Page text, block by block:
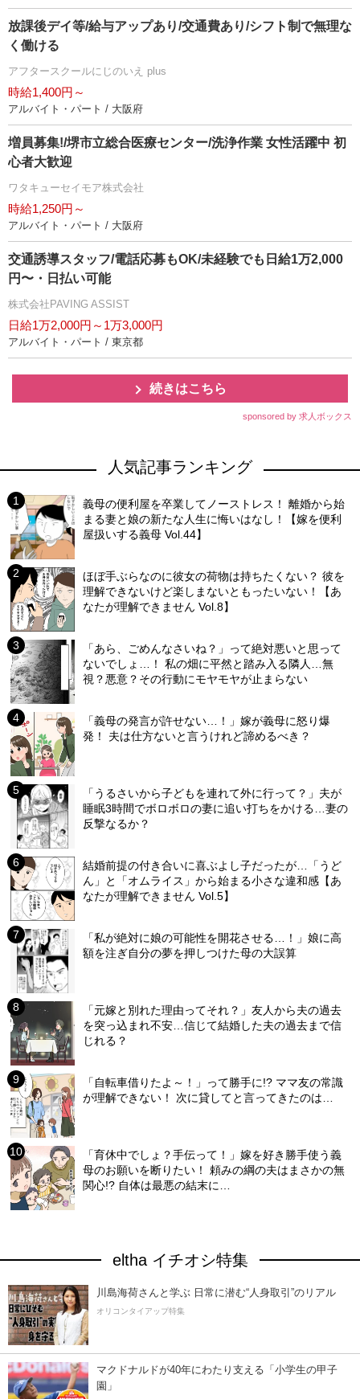
放課後デイ等/給与アップあり/交通費あり/シフト制で無理な
く働ける
アフタースクールにじのいえ plus
時給1,400円～
アルバイト・パート / 大阪府
増員募集!/堺市立総合医療センター/洗浄作業 女性活躍中 初
心者大歓迎
ワタキューセイモア株式会社
時給1,250円～
アルバイト・パート / 大阪府
交通誘導スタッフ/電話応募もOK/未経験でも日給1万2,000
円〜・日払い可能
株式会社PAVING ASSIST
日給1万2,000円～1万3,000円
アルバイト・パート / 東京都
続きはこちら
sponsored by 求人ボックス
人気記事ランキング
義母の便利屋を卒業してノーストレス！ 離婚から始
まる妻と娘の新たな人生に悔いはなし！【嫁を便利
屋扱いする義母 Vol.44】
ほぼ手ぶらなのに彼女の荷物は持ちたくない？ 彼を
理解できないけど楽しまないともったいない！【あ
なたが理解できません Vol.8】
「あら、ごめんなさいね？」って絶対悪いと思って
ないでしょ…！ 私の畑に平然と踏み入る隣人…無
視？悪意？その行動にモヤモヤが止まらない
「義母の発言が許せない…！」嫁が義母に怒り爆
発！ 夫は仕方ないと言うけれど諦めるべき？
「うるさいから子どもを連れて外に行って？」夫が
睡眠3時間でボロボロの妻に追い打ちをかける…妻の
反撃なるか？
結婚前提の付き合いに喜ぶよし子だったが…「うど
ん」と「オムライス」から始まる小さな違和感【あ
なたが理解できません Vol.5】
「私が絶対に娘の可能性を開花させる…！」娘に高
額を注ぎ自分の夢を押しつけた母の大誤算
「元嫁と別れた理由ってそれ？」友人から夫の過去
を突っ込まれ不安…信じて結婚した夫の過去まで信
じれる？
「自転車借りたよ～！」って勝手に!? ママ友の常識
が理解できない！ 次に貸してと言ってきたのは…
「育休中でしょ？手伝って！」嫁を好き勝手使う義
母のお願いを断りたい！ 頼みの綱の夫はまさかの無
関心!? 自体は最悪の結末に…
eltha イチオシ特集
川島海荷さんと学ぶ 日常に潜む“人身取引”のリアル
オリコンタイアップ特集
マクドナルドが40年にわたり支える「小学生の甲子
園」